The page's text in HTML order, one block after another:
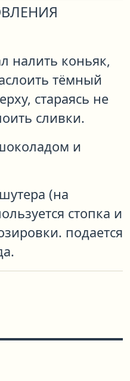
налить коньяк,
тёмный
стараясь не
сливки.
и
(на
стопка и
подается